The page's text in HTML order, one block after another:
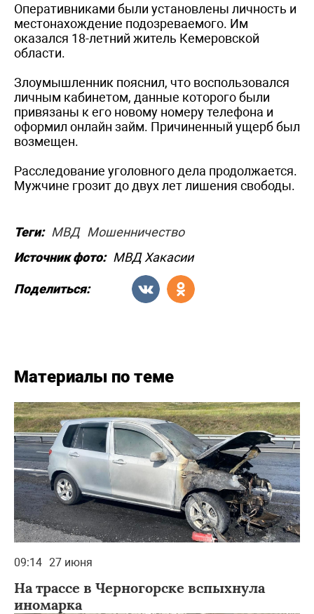
Оперативниками были установлены личность и
местонахождение подозреваемого. Им
оказался 18-летний житель Кемеровской
области.
Злоумышленник пояснил, что воспользовался
личным кабинетом, данные которого были
привязаны к его новому номеру телефона и
оформил онлайн займ. Причиненный ущерб был
возмещен.
Расследование уголовного дела продолжается.
Мужчине грозит до двух лет лишения свободы.
Теги: МВД Мошенничество
Источник фото: МВД Хакасии
Поделиться:
Материалы по теме
09:14 27 июня
На трассе в Черногорске вспыхнула
иномарка